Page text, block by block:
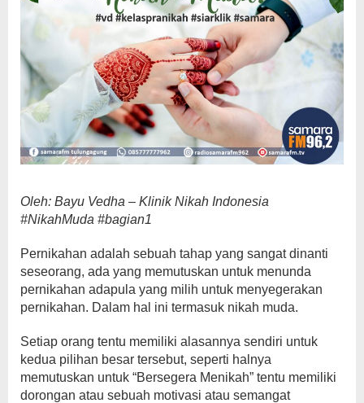
Oleh: Bayu Vedha – Klinik Nikah Indonesia
#NikahMuda #bagian1
Pernikahan adalah sebuah tahap yang sangat dinanti
seseorang, ada yang memutuskan untuk menunda
pernikahan adapula yang milih untuk menyegerakan
pernikahan. Dalam hal ini termasuk nikah muda.
Setiap orang tentu memiliki alasannya sendiri untuk
kedua pilihan besar tersebut, seperti halnya
memutuskan untuk “Bersegera Menikah” tentu memiliki
dorongan atau sebuah motivasi atau semangat